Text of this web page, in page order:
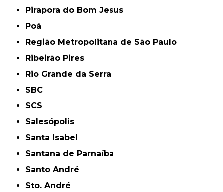
Pirapora do Bom Jesus
Poá
Região Metropolitana de São Paulo
Ribeirão Pires
Rio Grande da Serra
SBC
SCS
Salesópolis
Santa Isabel
Santana de Parnaíba
Santo André
Sto. André